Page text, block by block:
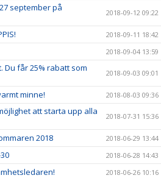
september på
2018-09-12 09:22
2018-09-11 18:42
2018-09-04 13:59
Du får 25% rabatt som
2018-09-03 09:01
minne! 2018-08-03 09:36
att starta upp alla
2018-07-31 15:36
2018 2018-06-29 13:44
2018-06-28 14:43
2018-06-26 10:16